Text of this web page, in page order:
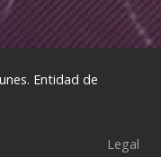
Entidad de
Legal